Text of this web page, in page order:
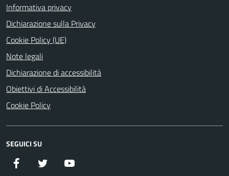
Informativa privacy
Dichiarazione sulla Privacy
Cookie Policy (UE)
Note legali
Dichiarazione di accessibilità
Obiettivi di Accessibilità
Cookie Policy
SEGUICI SU
Facebook Twitter